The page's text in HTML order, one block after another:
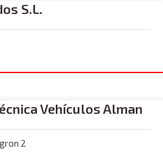
S.L.
Vehículos Alman
2